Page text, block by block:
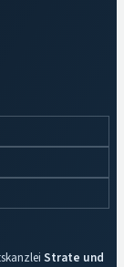
Strate und